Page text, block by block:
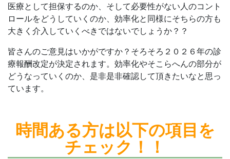
医療として担保するのか、そして必要性がない人のコント
ロールをどうしていくのか、効率化と同様にそちらの方も
大きく介入していくべきではないでしょうか？？
皆さんのご意見はいかがですか？そろそろ２０２６年の診
療報酬改定が決定されます。効率化やそこらへんの部分が
どうなっていくのか、是非是非確認して頂きたいなと思っ
ています。
時間ある方は以下の項目を
チェック！！